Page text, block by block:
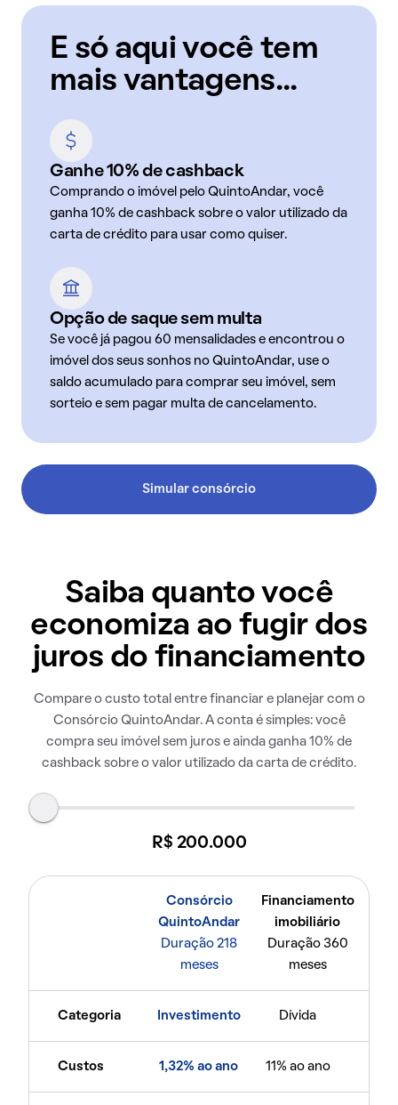
E só aqui você tem
mais vantagens...
Ganhe 10% de cashback
Comprando o imóvel pelo QuintoAndar, você
ganha 10% de cashback sobre o valor utilizado da
carta de crédito para usar como quiser.
Opção de saque sem multa
Se você já pagou 60 mensalidades e encontrou o
imóvel dos seus sonhos no QuintoAndar, use o
saldo acumulado para comprar seu imóvel, sem
sorteio e sem pagar multa de cancelamento.
Simular consórcio
Saiba quanto você
economiza ao fugir dos
juros do financiamento
Compare o custo total entre financiar e planejar com o
Consórcio QuintoAndar. A conta é simples: você
compra seu imóvel sem juros e ainda ganha 10% de
cashback sobre o valor utilizado da carta de crédito.
R$ 200.000
Consórcio
QuintoAndar
Duração 218
meses
Financiamento
imobiliário
Duração 360
meses
Categoria Investimento Dívida
Custos 1,32% ao ano 11% ao ano